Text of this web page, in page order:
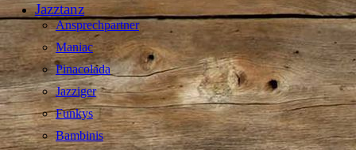
Jazztanz
Ansprechpartner
Maniac
Pinacolada
Jazziger
Funkys
Bambinis